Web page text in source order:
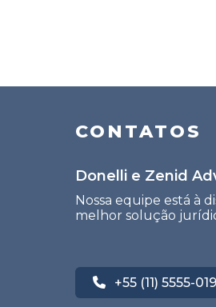
CONTATOS
Donelli e Zenid
Nossa equipe está à
melhor solução
+55 (11) 5555-